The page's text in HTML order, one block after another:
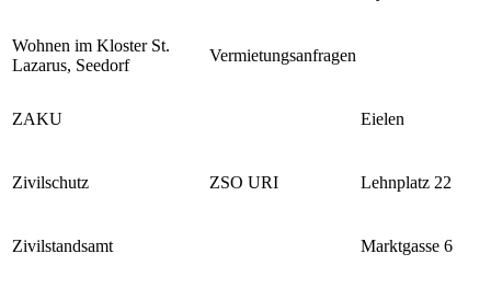
Wohnen im Kloster St.
Lazarus, Seedorf
Vermietungsanfragen
ZAKU Eielen
Zivilschutz ZSO URI Lehnplatz 22
Zivilstandsamt Marktgasse 6